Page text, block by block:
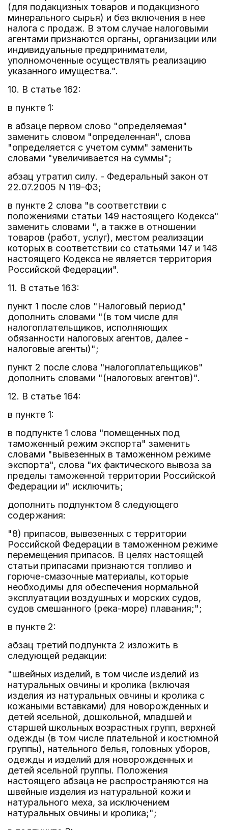
(для подакцизных товаров и подакцизного
минерального сырья) и без включения в нее
налога с продаж. В этом случае налоговыми
агентами признаются органы, организации или
индивидуальные предприниматели,
уполномоченные осуществлять реализацию
указанного имущества.".
10. В статье 162:
в пункте 1:
в абзаце первом слово "определяемая"
заменить словом "определенная", слова
"определяется с учетом сумм" заменить
словами "увеличивается на суммы";
абзац утратил силу. - Федеральный закон от
22.07.2005 N 119-ФЗ;
в пункте 2 слова "в соответствии с
положениями статьи 149 настоящего Кодекса"
заменить словами ", а также в отношении
товаров (работ, услуг), местом реализации
которых в соответствии со статьями 147 и 148
настоящего Кодекса не является территория
Российской Федерации".
11. В статье 163:
пункт 1 после слов "Налоговый период"
дополнить словами "(в том числе для
налогоплательщиков, исполняющих
обязанности налоговых агентов, далее -
налоговые агенты)";
пункт 2 после слова "налогоплательщиков"
дополнить словами "(налоговых агентов)".
12. В статье 164:
в пункте 1:
в подпункте 1 слова "помещенных под
таможенный режим экспорта" заменить
словами "вывезенных в таможенном режиме
экспорта", слова "их фактического вывоза за
пределы таможенной территории Российской
Федерации и" исключить;
дополнить подпунктом 8 следующего
содержания:
"8) припасов, вывезенных с территории
Российской Федерации в таможенном режиме
перемещения припасов. В целях настоящей
статьи припасами признаются топливо и
горюче-смазочные материалы, которые
необходимы для обеспечения нормальной
эксплуатации воздушных и морских судов,
судов смешанного (река-море) плавания;";
в пункте 2:
абзац третий подпункта 2 изложить в
следующей редакции:
"швейных изделий, в том числе изделий из
натуральных овчины и кролика (включая
изделия из натуральных овчины и кролика с
кожаными вставками) для новорожденных и
детей ясельной, дошкольной, младшей и
старшей школьных возрастных групп, верхней
одежды (в том числе плательной и костюмной
группы), нательного белья, головных уборов,
одежды и изделий для новорожденных и
детей ясельной группы. Положения
настоящего абзаца не распространяются на
швейные изделия из натуральной кожи и
натурального меха, за исключением
натуральных овчины и кролика;";